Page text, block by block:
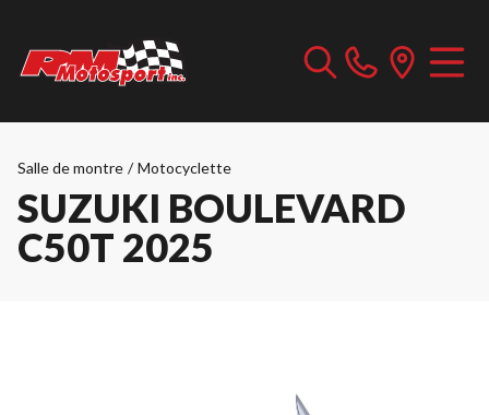
Salle de montre / Motocyclette
SUZUKI BOULEVARD
C50T 2025